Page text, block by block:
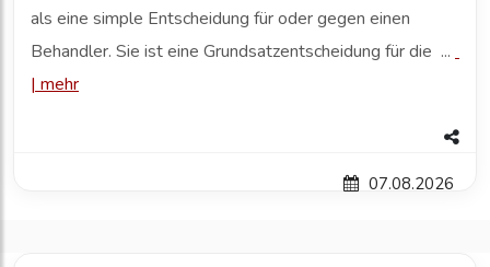
als eine simple Entscheidung für oder gegen einen
Behandler. Sie ist eine Grundsatzentscheidung für die ...
| mehr
07.08.2026